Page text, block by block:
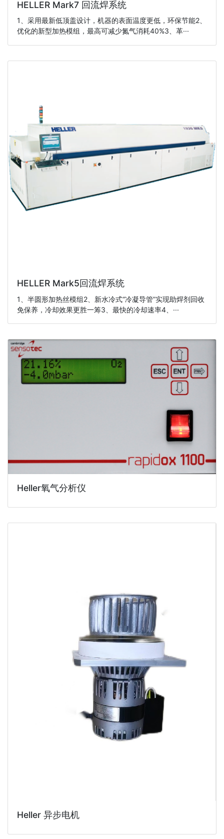
HELLER Mark7 回流焊系统
1、采用最新低顶盖设计，机器的表面温度更低，环保节能2、
优化的新型加热模组，最高可减少氮气消耗40%3、革···
HELLER Mark5回流焊系统
1、半圆形加热丝模组2、新水冷式“冷凝导管”实现助焊剂回收
免保养，冷却效果更胜一筹3、最快的冷却速率4、···
Heller氧气分析仪
Heller 异步电机